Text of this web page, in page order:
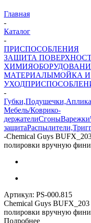
Главная
-
Каталог
-
ПРИСПОСОБЛЕНИЯ
ЗАЩИТА
ХИМИЯ
МАТЕРИАЛЫМОЙКА И
УХОД
-
Мебель/Коврико-
держателиСгоныВарежки
защита
-Chemical Guys
полировки вручную
Артикул: PS-000.815
Chemical Guys
полировки вручную
Подробнее